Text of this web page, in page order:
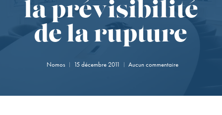
la prévisibilité
de la rupture
Nomos 15 décembre 2011 Aucun commentaire